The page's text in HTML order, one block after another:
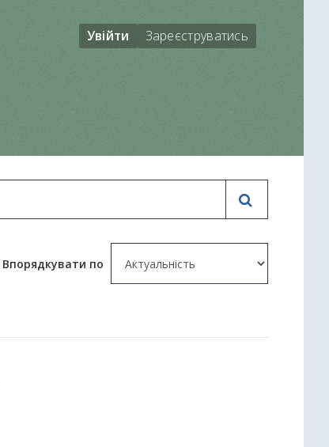
Увійти Зареєструватись
Впорядкувати по